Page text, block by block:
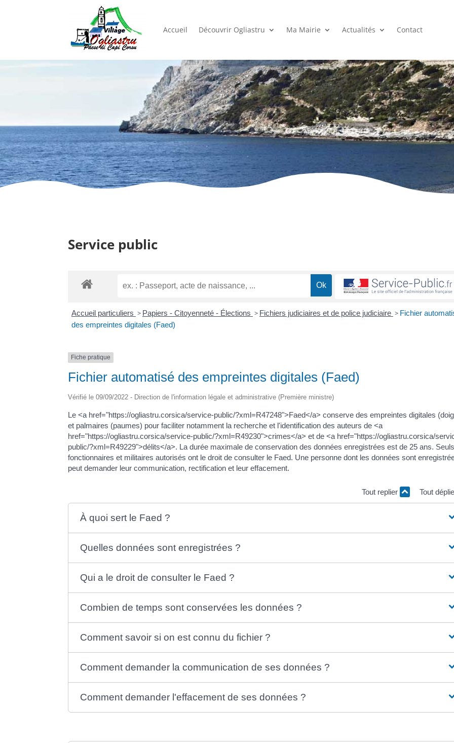
Accueil Découvrir Ogliastru Ma Mairie Actualités Contact
Service public
Accueil particuliers > Papiers - Citoyenneté - Élections > Fichiers judiciaires et de police judiciaire > Fichier
des empreintes digitales (Faed)
Fiche pratique
Fichier automatisé des empreintes digitales (Faed)
Vérifié le 09/09/2022 - Direction de l'information légale et administrative (Première ministre)
Le <a href="https://ogliastru.corsica/service-public/?xml=R47248">Faed</a> conserve des empreintes digitales
et palmaires (paumes) pour faciliter notamment la recherche et l'identification des auteurs de <a
href="https://ogliastru.corsica/service-public/?xml=R49230">crimes</a> et de <a href="https://ogliastru.corsica/
public/?xml=R49229">délits</a>. La durée maximale de conservation des données enregistrées est de 25 ans.
fonctionnaires et militaires autorisés ont le droit de consulter le Faed. Une personne dont les données sont
peut demander leur communication, rectification et leur effacement.
Tout replier Tout
À quoi sert le Faed ?
Quelles données sont enregistrées ?
Qui a le droit de consulter le Faed ?
Combien de temps sont conservées les données ?
Comment savoir si on est connu du fichier ?
Comment demander la communication de ses données ?
Comment demander l'effacement de ses données ?